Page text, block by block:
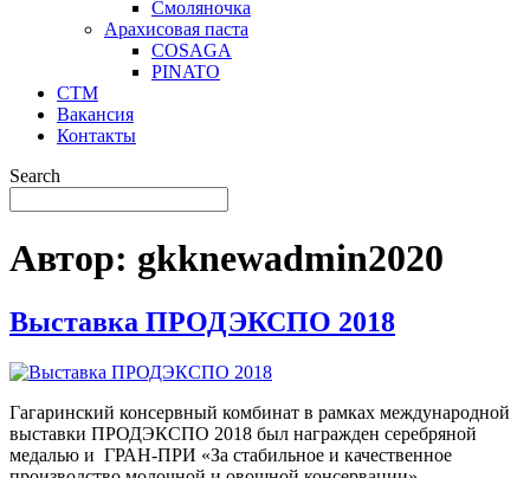
Смоляночка
Арахисовая паста
COSAGA
PINATO
СТМ
Вакансия
Контакты
Search
Автор: gkknewadmin2020
Выставка ПРОДЭКСПО 2018
Гагаринский консервный комбинат в рамках международной
выставки ПРОДЭКСПО 2018 был награжден серебряной
медалью и ГРАН-ПРИ «За стабильное и качественное